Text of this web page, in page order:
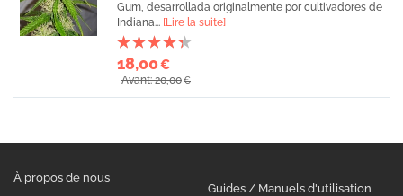
Gum, desarrollada originalmente por cultivadores de
Indiana... [Lire la suite]
18,00€
Avant: 20,00€
À propos de nous
Guides / Manuels d'utilisation